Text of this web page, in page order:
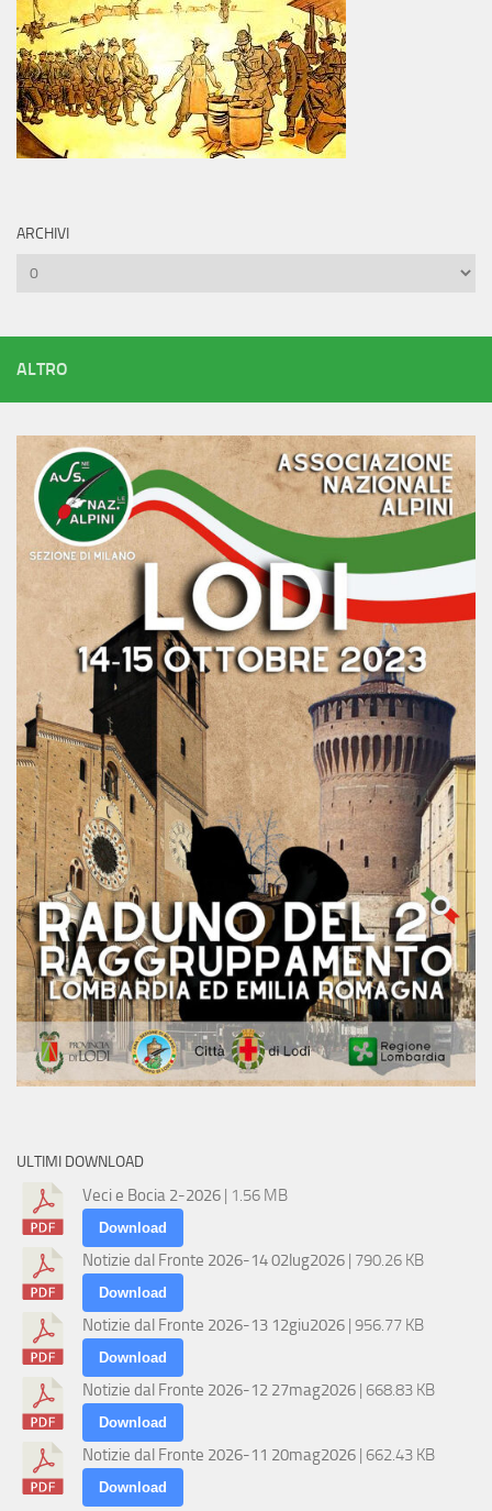
ARCHIVI
Archivi
ALTRO
ULTIMI DOWNLOAD
Veci e Bocia 2-2026 | 1.56 MB
Download
Notizie dal Fronte 2026-14 02lug2026 | 790.26 KB
Download
Notizie dal Fronte 2026-13 12giu2026 | 956.77 KB
Download
Notizie dal Fronte 2026-12 27mag2026 | 668.83 KB
Download
Notizie dal Fronte 2026-11 20mag2026 | 662.43 KB
Download